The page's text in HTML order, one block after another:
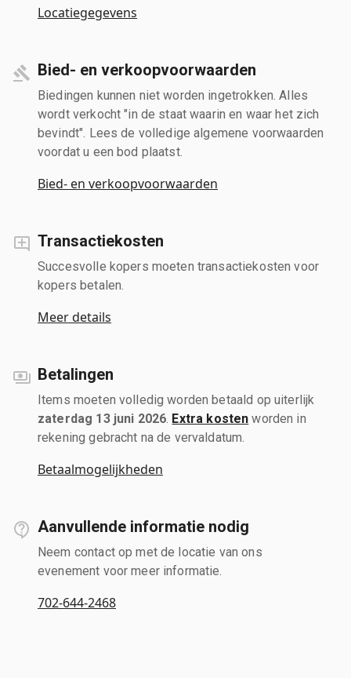
Locatiegegevens
Bied- en verkoopvoorwaarden
Biedingen kunnen niet worden ingetrokken. Alles
wordt verkocht "in de staat waarin en waar het zich
bevindt". Lees de volledige algemene voorwaarden
voordat u een bod plaatst.
Bied- en verkoopvoorwaarden
Transactiekosten
Succesvolle kopers moeten transactiekosten voor
kopers betalen.
Meer details
Betalingen
Items moeten volledig worden betaald op uiterlijk
zaterdag 13 juni 2026 Extra kosten worden in
rekening gebracht na de vervaldatum.
Betaalmogelijkheden
Aanvullende informatie nodig
Neem contact op met de locatie van ons
evenement voor meer informatie.
702-644-2468